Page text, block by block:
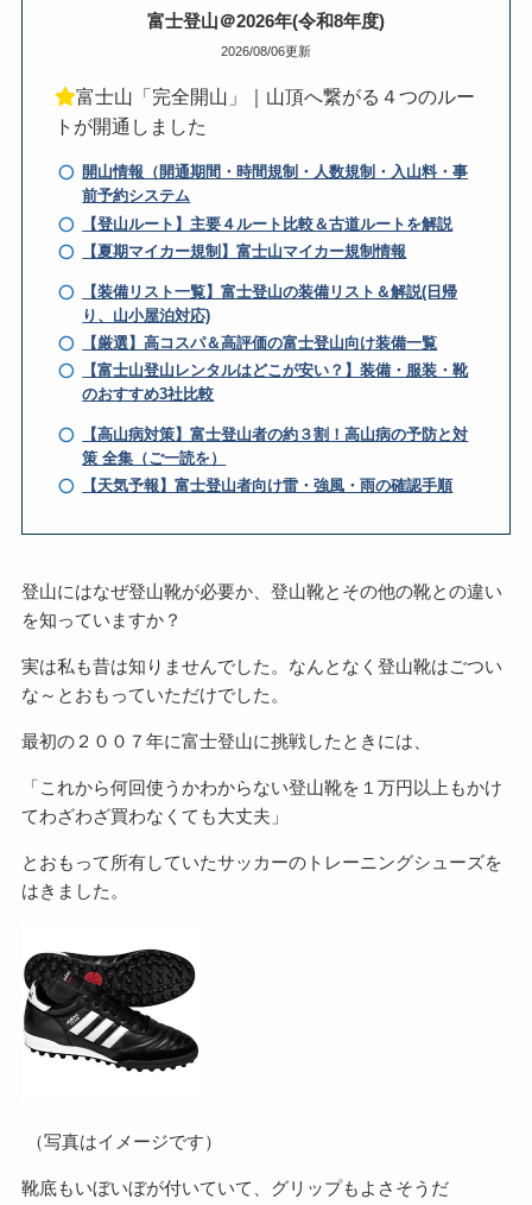
富士登山＠2026年(令和8年度)
2026/08/06更新
富士山「完全開山」｜山頂へ繋がる４つのルー
トが開通しました
開山情報（開通期間・時間規制・人数規制・入山料・事
前予約システム
【登山ルート】主要４ルート比較＆古道ルートを解説
【夏期マイカー規制】富士山マイカー規制情報
【装備リスト一覧】富士登山の装備リスト＆解説(日帰
り、山小屋泊対応)
【厳選】高コスパ＆高評価の富士登山向け装備一覧
【富士山登山レンタルはどこが安い？】装備・服装・靴
のおすすめ3社比較
【高山病対策】富士登山者の約３割！高山病の予防と対
策 全集（ご一読を）
【天気予報】富士登山者向け雷・強風・雨の確認手順
登山にはなぜ登山靴が必要か、登山靴とその他の靴との違い
を知っていますか？
実は私も昔は知りませんでした。なんとなく登山靴はごつい
な～とおもっていただけでした。
最初の２００７年に富士登山に挑戦したときには、
「これから何回使うかわからない登山靴を１万円以上もかけ
てわざわざ買わなくても大丈夫」
とおもって所有していたサッカーのトレーニングシューズを
はきました。
（写真はイメージです）
靴底もいぼいぼが付いていて、グリップもよさそうだ